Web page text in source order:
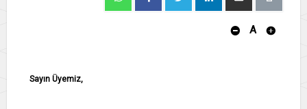
A
Sayın Üyemiz,